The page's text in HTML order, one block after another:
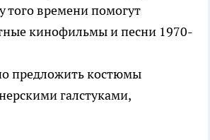
того времени помогут
кинофильмы и песни 1970-
предложить костюмы
галстуками,